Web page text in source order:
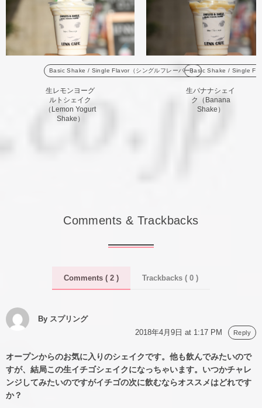
Basic Shake / Single Flavor（シングルフレーバー）
生レモンヨーグ
ルトシェイク
（Lemon Yogurt
Shake）
Basic Shake / Single
生バナナシェイ
ク（Banana
Shake）
Comments & Trackbacks
Comments ( 2 ) Trackbacks ( 0 )
By スプリング
2018年4月9日 at 1:17 PM
Reply
オープンからのお気に入りのシェイクです。他も飲んでみたいので
すが、結局この生イチゴシェイクになっちゃいます。いつかチャレ
ンジしてみたいのですがイチゴの次に飲むならオススメはどれです
か？